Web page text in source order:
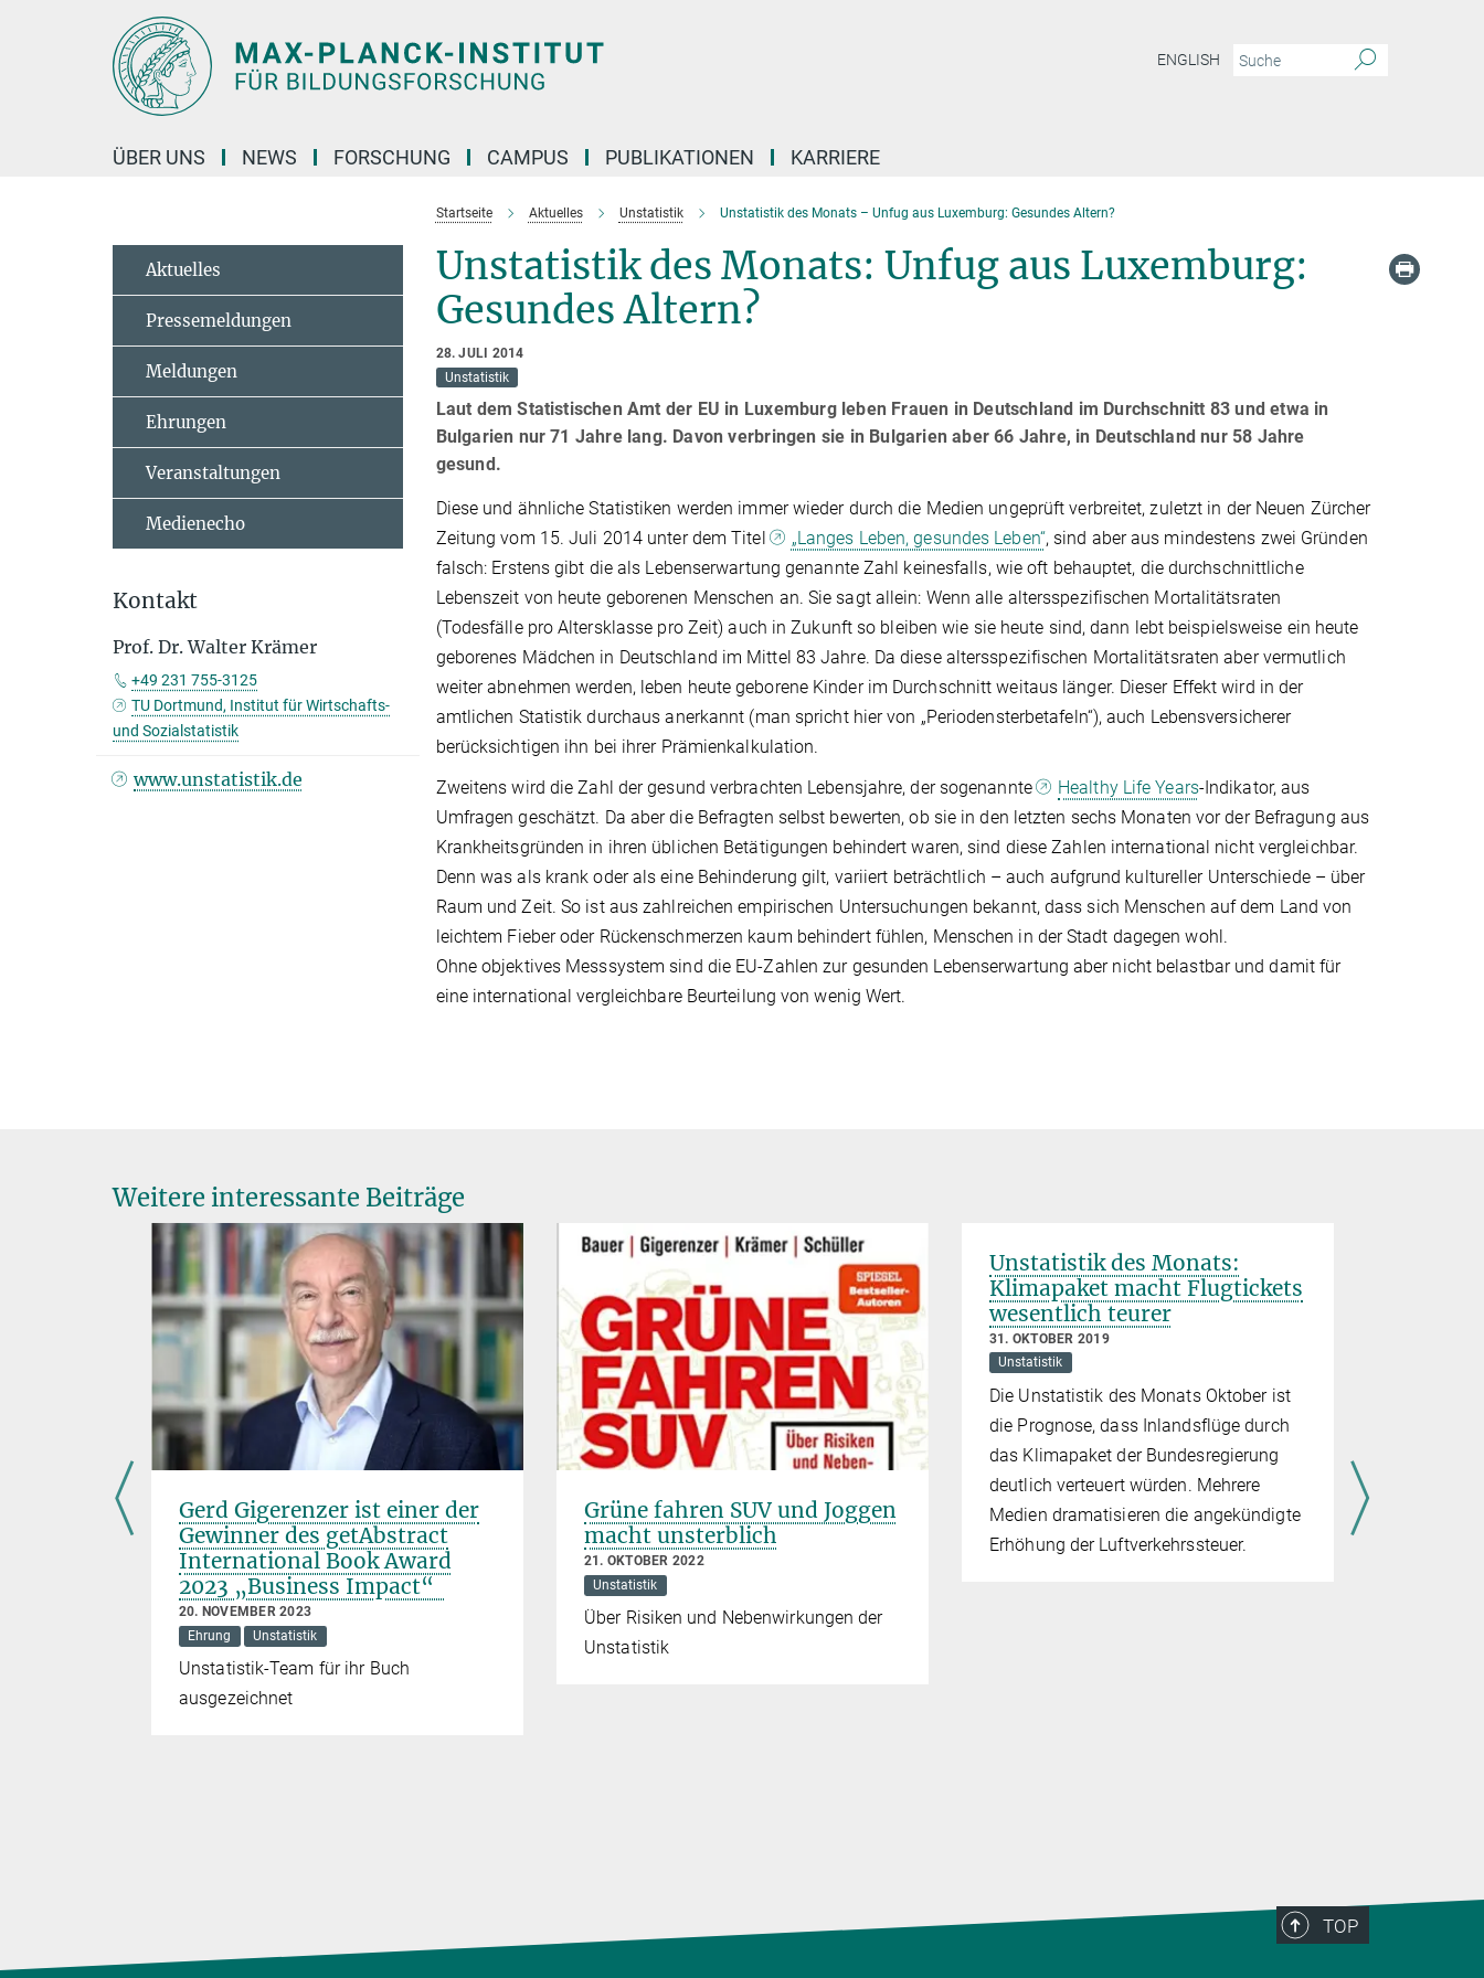
ENGLISH
ÜBER UNS NEWS FORSCHUNG CAMPUS PUBLIKATIONEN KARRIERE
Startseite Aktuelles Unstatistik Unstatistik des Monats – Unfug aus Luxemburg: Gesundes Altern?
Unstatistik des Monats: Unfug aus Luxemburg:
Gesundes Altern?
28. JULI 2014
Unstatistik
Laut dem Statistischen Amt der EU in Luxemburg leben Frauen in Deutschland im Durchschnitt 83 und etwa in
Bulgarien nur 71 Jahre lang. Davon verbringen sie in Bulgarien aber 66 Jahre, in Deutschland nur 58 Jahre
gesund.
Diese und ähnliche Statistiken werden immer wieder durch die Medien ungeprüft verbreitet, zuletzt in der Neuen Zürcher
Zeitung vom 15. Juli 2014 unter dem Titel
„Langes Leben, gesundes Leben“, sind aber aus mindestens zwei Gründen
falsch: Erstens gibt die als Lebenserwartung genannte Zahl keinesfalls, wie oft behauptet, die durchschnittliche
Lebenszeit von heute geborenen Menschen an. Sie sagt allein: Wenn alle altersspezifischen Mortalitätsraten
(Todesfälle pro Altersklasse pro Zeit) auch in Zukunft so bleiben wie sie heute sind, dann lebt beispielsweise ein heute
geborenes Mädchen in Deutschland im Mittel 83 Jahre. Da diese altersspezifischen Mortalitätsraten aber vermutlich
weiter abnehmen werden, leben heute geborene Kinder im Durchschnitt weitaus länger. Dieser Effekt wird in der
amtlichen Statistik durchaus anerkannt (man spricht hier von „Periodensterbetafeln“), auch Lebensversicherer
berücksichtigen ihn bei ihrer Prämienkalkulation.
Zweitens wird die Zahl der gesund verbrachten Lebensjahre, der sogenannte
Healthy Life Years-Indikator, aus
Umfragen geschätzt. Da aber die Befragten selbst bewerten, ob sie in den letzten sechs Monaten vor der Befragung aus
Krankheitsgründen in ihren üblichen Betätigungen behindert waren, sind diese Zahlen international nicht vergleichbar.
Denn was als krank oder als eine Behinderung gilt, variiert beträchtlich – auch aufgrund kultureller Unterschiede – über
Raum und Zeit. So ist aus zahlreichen empirischen Untersuchungen bekannt, dass sich Menschen auf dem Land von
leichtem Fieber oder Rückenschmerzen kaum behindert fühlen, Menschen in der Stadt dagegen wohl.
Ohne objektives Messsystem sind die EU-Zahlen zur gesunden Lebenserwartung aber nicht belastbar und damit für
eine international vergleichbare Beurteilung von wenig Wert.
Aktuelles
Pressemeldungen
Meldungen
Ehrungen
Veranstaltungen
Medienecho
Kontakt
Prof. Dr. Walter Krämer
+49 231 755-3125
TU Dortmund, Institut für Wirtschafts-
und Sozialstatistik
www.unstatistik.de
Weitere interessante Beiträge
Gerd Gigerenzer ist einer der
Gewinner des getAbstract
International Book Award
2023 „Business Impact“
20. NOVEMBER 2023
Ehrung
Unstatistik
Unstatistik-Team für ihr Buch
ausgezeichnet
Grüne fahren SUV und Joggen
macht unsterblich
21. OKTOBER 2022
Unstatistik
Über Risiken und Nebenwirkungen der
Unstatistik
Unstatistik des Monats:
Klimapaket macht Flugtickets
wesentlich teurer
31. OKTOBER 2019
Unstatistik
Die Unstatistik des Monats Oktober ist
die Prognose, dass Inlandsflüge durch
das Klimapaket der Bundesregierung
deutlich verteuert würden. Mehrere
Medien dramatisieren die angekündigte
Erhöhung der Luftverkehrssteuer.
TOP